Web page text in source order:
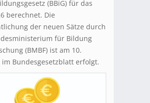
(BBiG) für das
berechnet. Die
der neuen Sätze durch
für Bildung
(BMBF) ist am 10.
im Bundesgesetzblatt erfolgt.